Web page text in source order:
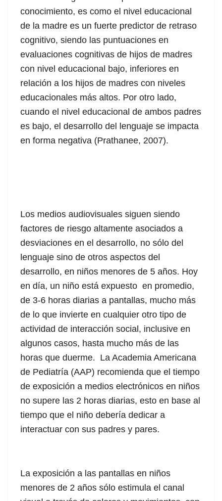
conocimiento, es como el nivel educacional
de la madre es un fuerte predictor de retraso
cognitivo, siendo las puntuaciones en
evaluaciones cognitivas de hijos de madres
con nivel educacional bajo, inferiores en
relación a los hijos de madres con niveles
educacionales más altos. Por otro lado,
cuando el nivel educacional de ambos padres
es bajo, el desarrollo del lenguaje se impacta
en forma negativa (Prathanee, 2007).
Los medios audiovisuales siguen siendo
factores de riesgo altamente asociados a
desviaciones en el desarrollo, no sólo del
lenguaje sino de otros aspectos del
desarrollo, en niños menores de 5 años. Hoy
en día, un niño está expuesto en promedio,
de 3-6 horas diarias a pantallas, mucho más
de lo que invierte en cualquier otro tipo de
actividad de interacción social, inclusive en
algunos casos, hasta mucho más de las
horas que duerme. La Academia Americana
de Pediatría (AAP) recomienda que el tiempo
de exposición a medios electrónicos en niños
no supere las 2 horas diarias, esto en base al
tiempo que el niño debería dedicar a
interactuar con sus padres y pares.
La exposición a las pantallas en niños
menores de 2 años sólo estimula el canal